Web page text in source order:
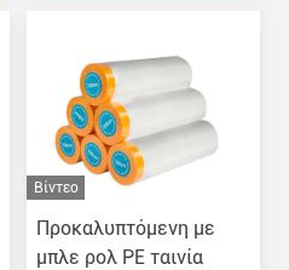
ζωγραφικής
Βίντεο
Προκαλυπτόμενη με
μπλε ρολ PE ταινία